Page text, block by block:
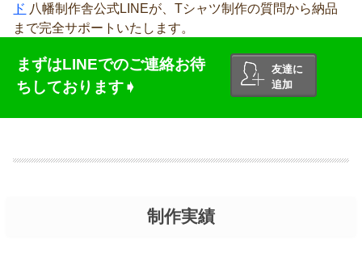
ド 八幡制作舎公式LINEが、Tシャツ制作の質問から納品
まで完全サポートいたします。
まずはLINEでのご連絡お待
ちしております➧
友達に
追加
制作実績